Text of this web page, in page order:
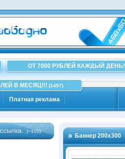
ОТ 7000 РУБЛЕЙ КАЖДЫЙ ДЕНЬ!
В МЕСЯЦ!!! (1457)
Платная реклама
Баннер 200х300
(~100)